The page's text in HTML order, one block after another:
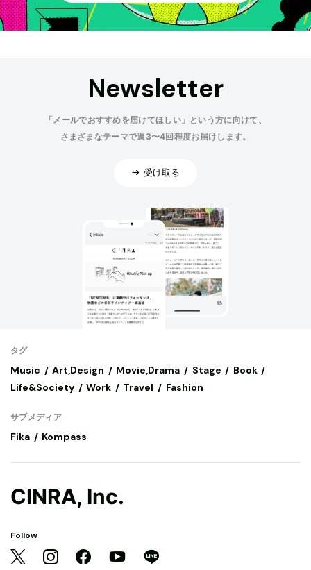
Newsletter
「メールでおすすめを届けてほしい」という方に向けて、
さまざまなテーマで週3〜4回程度お届けします。
受け取る
タグ
Music Art,Design Movie,Drama Stage
Book
Life&Society
Work Travel Fashion
サブメディア
Fika Kompass
CINRA, Inc.
Follow